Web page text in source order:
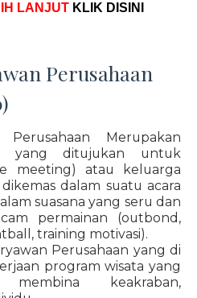
LANJUT KLIK DISINI
Perusahaan
Merupakan
yang ditujukan untuk
meeting) atau keluarga
dalam suatu acara
suasana yang seru dan
permainan (outbond,
training motivasi).
Perusahaan yang di
program wisata yang
keakraban,